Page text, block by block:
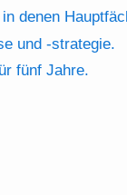
denen
und -strategie.
fünf Jahre.